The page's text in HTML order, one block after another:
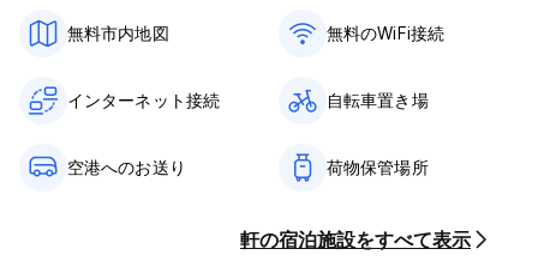
こともできます。
ことができます。 (Auto-translated from original language)
無料市内地図 無料のWiFi接続
インターネット接続 自転車置き場
空港へのお送り 荷物保管場所
軒の宿泊施設をすべて表示